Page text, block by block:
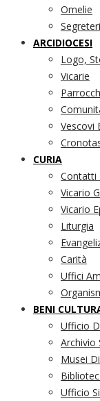
Omelie
ARCIDIOCESI
Logo,
Vicarie
Vescovi
CURIA
Contatti
Vicario
Vicario
Liturgia
Carità
Uffici
BENI
Ufficio
Archivio
Musei
Ufficio